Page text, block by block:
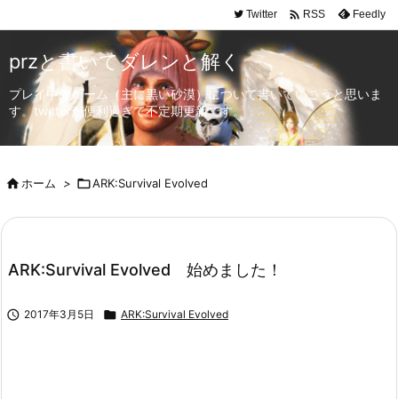
Twitter  RSS Feedly
przと書いてダレンと解く
プレイ中のゲーム（主に黒い砂漠）について書いていこうと思いま
す。twitterが便利過ぎて不定期更新です。
ホーム > ARK:Survival Evolved
ARK:Survival Evolved 始めました！
 2017年3月5日  ARK:Survival Evolved